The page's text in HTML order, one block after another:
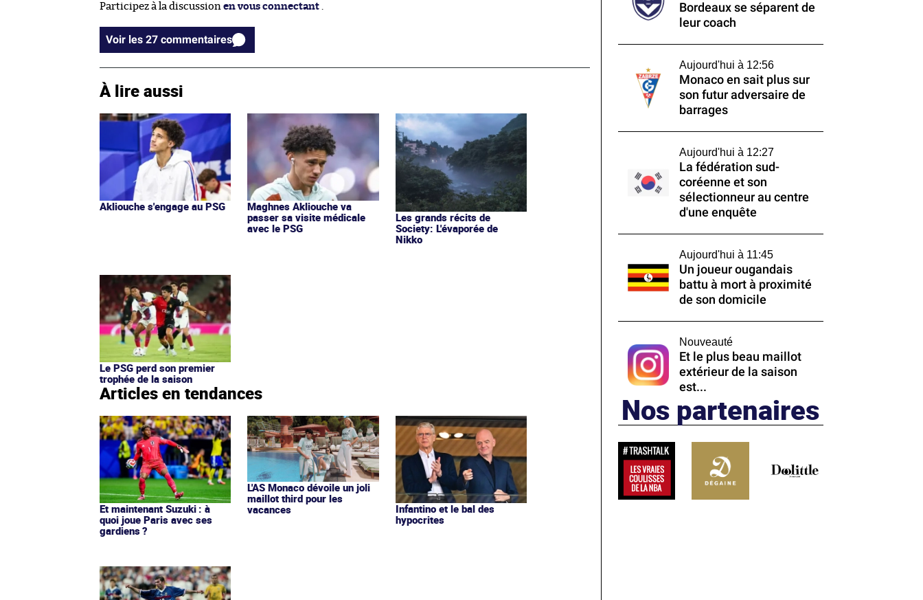
Participez à la discussion en vous connectant
Voir les 27 commentaires
À lire aussi
Akliouche s'engage au PSG
Maghnes Akliouche va
passer sa visite médicale
avec le PSG
Les grands récits de
Society: L'évaporée de
Nikko
Le PSG perd son premier
trophée de la saison
Articles en tendances
Et maintenant Suzuki : à
quoi joue Paris avec ses
gardiens ?
L'AS Monaco dévoile un joli
maillot third pour les
vacances
Infantino et le bal des
hypocrites
Bordeaux se séparent de
leur coach
Aujourd'hui à 12:56
Monaco en sait plus sur
son futur adversaire de
barrages
Aujourd'hui à 12:27
La fédération sud-
coréenne et son
sélectionneur au centre
d'une enquête
Aujourd'hui à 11:45
Un joueur ougandais
battu à mort à proximité
de son domicile
Nouveauté
Et le plus beau maillot
extérieur de la saison
est...
Nos partenaires